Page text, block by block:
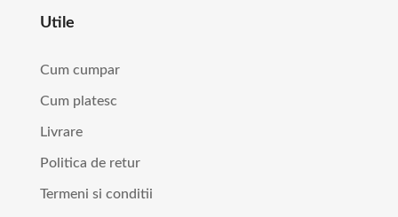
Utile
Cum cumpar
Cum platesc
Livrare
Politica de retur
Termeni si conditii